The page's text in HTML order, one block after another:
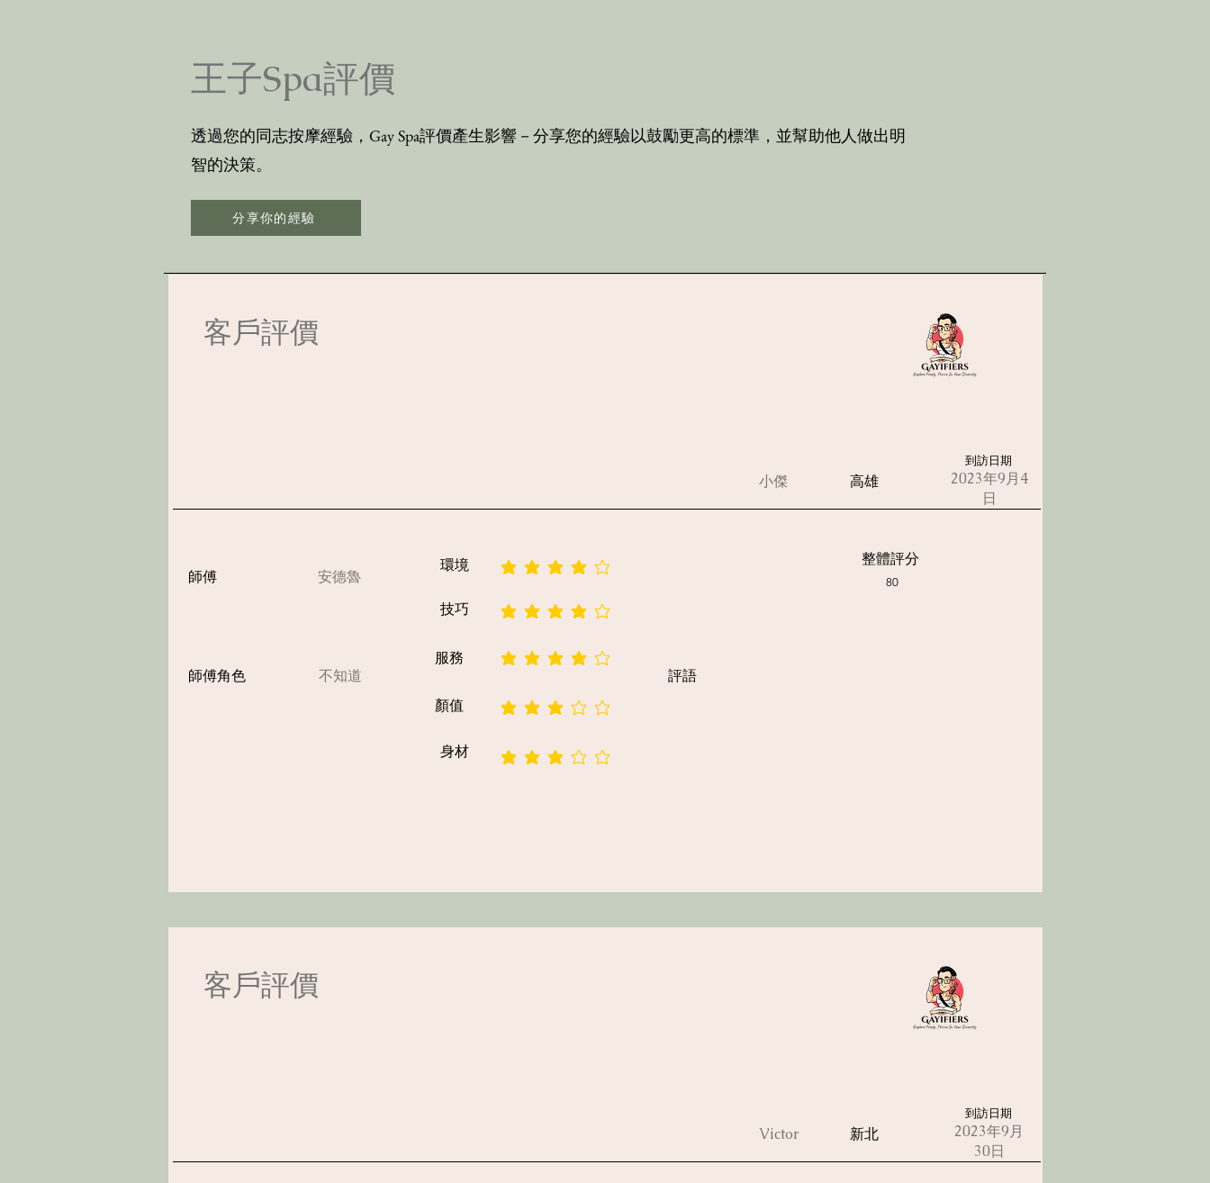
王子Spa評價
透過您的同志按摩經驗，Gay Spa評價產生影響－分享您的經驗以鼓勵更高的標準，並幫助他人做出明
智的決策。
分享你的經驗
​客戶評價
到訪日期
小傑 高雄
2023年9月4
日
​師傅 安德魯
環境 平均評等為 4 ，滿分 5 分
技巧 平均評等為 4 ，滿分 5 分
師傅角色 不知道
服務 平均評等為 4 ，滿分 5 分
顏值 平均評等為 3 ，滿分 5 分
身材
平均評等為 3 ，滿分 5 分
整體評分
80
評語
​客戶評價
到訪日期
Victor 新北
2023年9月
30日